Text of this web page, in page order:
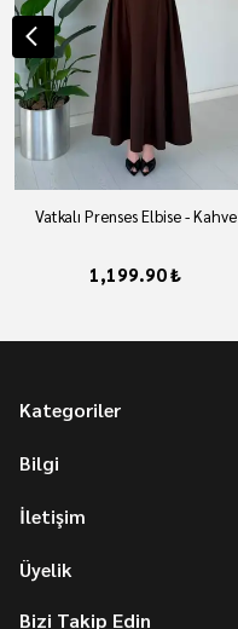
Vatkalı Prenses Elbise - Kahve
1,199.90 ₺
Kategoriler
Bilgi
İletişim
Üyelik
Bizi Takip Edin